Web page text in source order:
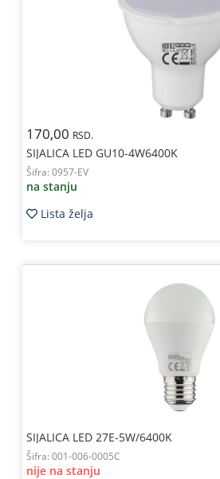
170,00 RSD.
SIJALICA LED GU10-4W6400K
Šifra: 0957-EV
na stanju
Lista želja
SIJALICA LED 27E-5W/6400K
Šifra: 001-006-0005C
nije na stanju